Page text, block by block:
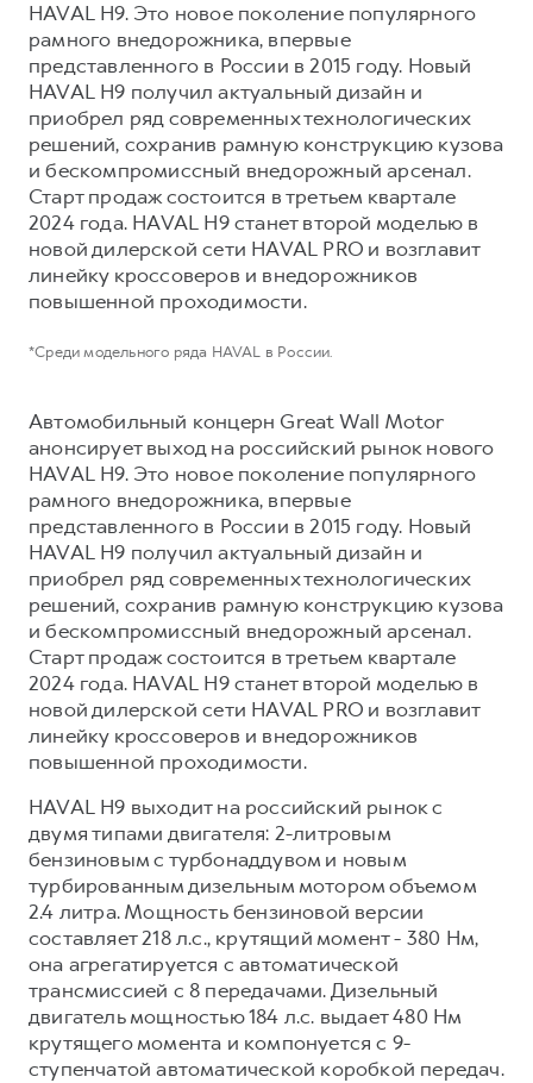
HAVAL Лизинг
АКСЕССУАРЫ HAVAL
Автомобильные аксессуары
Коллекция PRO
Коллекция Базовая
Коллекция Детская
АКСЕССУАРЫ HAVAL
Автомобильные аксессуары
Коллекция PRO
Коллекция Базовая
Коллекция Детская
HAVAL H9. Это новое поколение популярного
рамного внедорожника, впервые
представленного в России в 2015 году. Новый
HAVAL H9 получил актуальный дизайн и
приобрел ряд современных технологических
решений, сохранив рамную конструкцию кузова
и бескомпромиссный внедорожный арсенал.
Старт продаж состоится в третьем квартале
2024 года. HAVAL H9 станет второй моделью в
новой дилерской сети HAVAL PRO и возглавит
линейку кроссоверов и внедорожников
повышенной проходимости.
*Среди модельного ряда HAVAL в России.
Автомобильный концерн Great Wall Motor
анонсирует выход на российский рынок нового
HAVAL H9. Это новое поколение популярного
рамного внедорожника, впервые
представленного в России в 2015 году. Новый
HAVAL H9 получил актуальный дизайн и
приобрел ряд современных технологических
решений, сохранив рамную конструкцию кузова
и бескомпромиссный внедорожный арсенал.
Старт продаж состоится в третьем квартале
2024 года. HAVAL H9 станет второй моделью в
новой дилерской сети HAVAL PRO и возглавит
линейку кроссоверов и внедорожников
повышенной проходимости.
HAVAL H9 выходит на российский рынок с
двумя типами двигателя: 2-литровым
бензиновым с турбонаддувом и новым
турбированным дизельным мотором объемом
2.4 литра. Мощность бензиновой версии
составляет 218 л.с., крутящий момент - 380 Нм,
она агрегатируется с автоматической
трансмиссией с 8 передачами. Дизельный
двигатель мощностью 184 л.с. выдает 480 Нм
крутящего момента и компонуется с 9-
ступенчатой автоматической коробкой передач.